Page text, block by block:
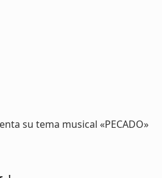
su tema musical «PECADO»